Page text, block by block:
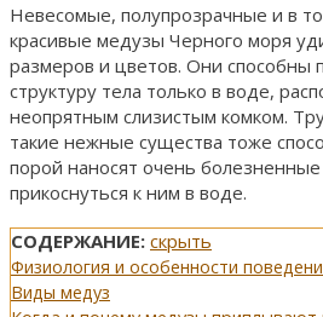
Невесомые, полупрозрачные и в
красивые медузы Черного моря
размеров и цветов. Они способны
структуру тела только в воде,
неопрятным слизистым комком.
такие нежные существа тоже
порой наносят очень
прикоснуться к ним в воде.
СОДЕРЖАНИЕ: скрыть
Физиология и особенности
Виды медуз